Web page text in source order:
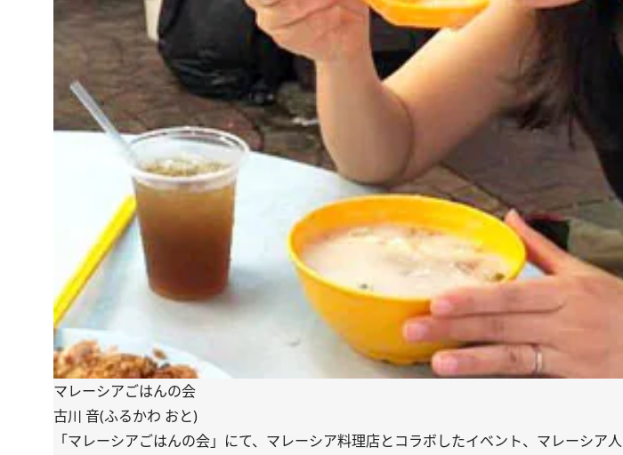
マレーシアごはんの会
古川 音(ふるかわ おと)
「マレーシアごはんの会」にて、マレーシア料理店とコラボしたイベント、マレーシア